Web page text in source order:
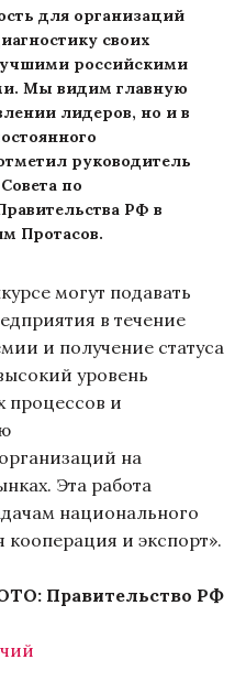
для организаций
своих
российскими
Мы видим главную
лидеров, но и в
руководитель
по
РФ в
Протасов.
могут подавать
в течение
и получение статуса
уровень
процессов и
на
Эта работа
национального
и экспорт».
Правительство РФ